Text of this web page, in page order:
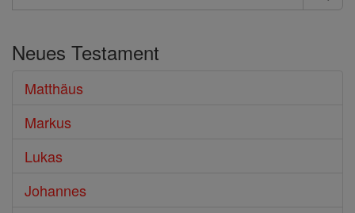
Suche
Bibel
Neues Testament
Matthäus
Markus
Lukas
Johannes